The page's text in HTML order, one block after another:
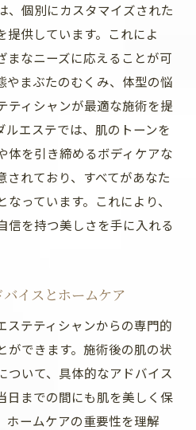
、個別にカスタマイズされた
提供しています。これによ
まなニーズに応えることが可
やまぶたのむくみ、体型の悩
ティシャンが最適な施術を提
エステでは、肌のトーンを
体を引き締めるボディケアな
されており、すべてがあなた
っています。これにより、
信を持つ美しさを手に入れる
イスとホームケア
ステティシャンからの専門的
ができます。施術後の肌の状
ついて、具体的なアドバイス
日までの間にも肌を美しく保
ホームケアの重要性を理解